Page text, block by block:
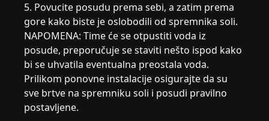
5. Povucite posudu prema sebi, a zatim prema
gore kako biste je oslobodili od spremnika soli.
NAPOMENA: Time će se otpustiti voda iz
posude, preporučuje se staviti nešto ispod kako
bi se uhvatila eventualna preostala voda.
Prilikom ponovne instalacije osigurajte da su
sve brtve na spremniku soli i posudi pravilno
postavljene.